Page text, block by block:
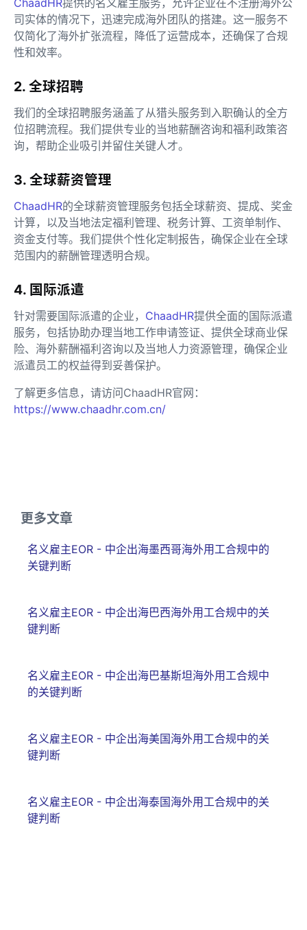
司实体的情况下，迅速完成海外团队的搭建。这一服务不
仅简化了海外扩张流程，降低了运营成本，还确保了合规
性和效率。
2. 全球招聘
我们的全球招聘服务涵盖了从猎头服务到入职确认的全方
位招聘流程。我们提供专业的当地薪酬咨询和福利政策咨
询，帮助企业吸引并留住关键人才。
3. 全球薪资管理
ChaadHR的全球薪资管理服务包括全球薪资、提成、奖金
计算，以及当地法定福利管理、税务计算、工资单制作、
资金支付等。我们提供个性化定制报告，确保企业在全球
范围内的薪酬管理透明合规。
4. 国际派遣
针对需要国际派遣的企业， ChaadHR提供全面的国际派遣
服务，包括协助办理当地工作申请签证、提供全球商业保
险、海外薪酬福利咨询以及当地人力资源管理，确保企业
派遣员工的权益得到妥善保护。
了解更多信息，请访问ChaadHR官网：
https://www.chaadhr.com.cn/
更多文章
名义雇主EOR - 中企出海墨西哥海外用工合规中的
关键判断
名义雇主EOR - 中企出海巴西海外用工合规中的关
键判断
名义雇主EOR - 中企出海巴基斯坦海外用工合规中
的关键判断
名义雇主EOR - 中企出海美国海外用工合规中的关
键判断
名义雇主EOR - 中企出海泰国海外用工合规中的关
键判断